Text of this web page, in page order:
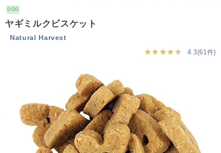
DOG
ヤギミルクビスケット
Natural Harvest
★★★★★ 4.3(61件)